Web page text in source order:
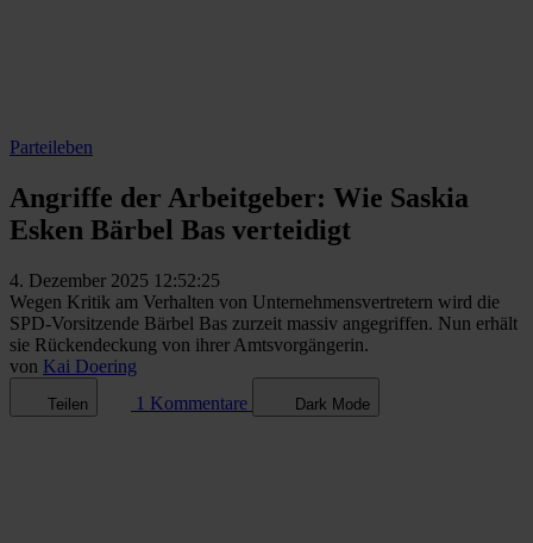
Parteileben
Angriffe der Arbeitgeber: Wie Saskia
Esken Bärbel Bas verteidigt
4. Dezember 2025 12:52:25
Wegen Kritik am Verhalten von Unternehmensvertretern wird die
SPD-Vorsitzende Bärbel Bas zurzeit massiv angegriffen. Nun erhält
sie Rückendeckung von ihrer Amtsvorgängerin.
von Kai Doering
Teilen 1 Kommentare Dark Mode